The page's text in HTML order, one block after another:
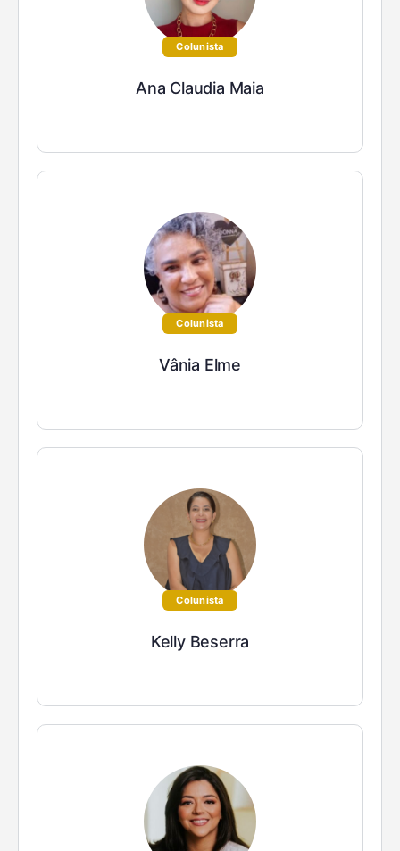
Colunista
Ana Claudia Maia
Colunista
Vânia Elme
Colunista
Kelly Beserra